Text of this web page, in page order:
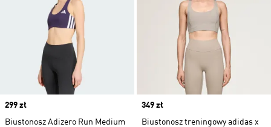
Price
299 zł
Biustonosz Adizero Run Medium
Price
349 zł
Biustonosz treningowy adidas x